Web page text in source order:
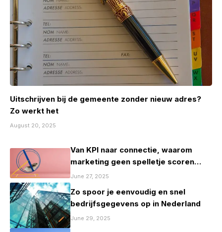
Uitschrijven bij de gemeente zonder nieuw adres?
Zo werkt het
August 20, 2025
Van KPI naar connectie, waarom
marketing geen spelletje scoren
mag zijn
June 27, 2025
Zo spoor je eenvoudig en snel
bedrijfsgegevens op in Nederland
June 29, 2025